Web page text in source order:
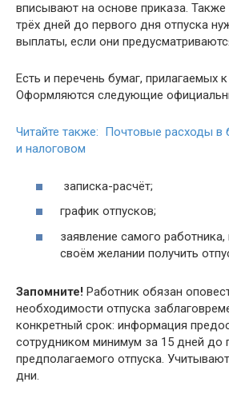
вписывают на основе приказа.
трёх дней до первого дня отпуска
выплаты, если они
Есть и перечень бумаг, прилагаемых к
Оформляются следующие
Читайте также: Почтовые расходы в
и налоговом
записка-расчёт;
график отпусков;
заявление самого
своём желании получить
Запомните! Работник обязан
необходимости отпуска
конкретный срок: информация
сотрудником минимум за 15 дней до
предполагаемого отпуска.
дни.